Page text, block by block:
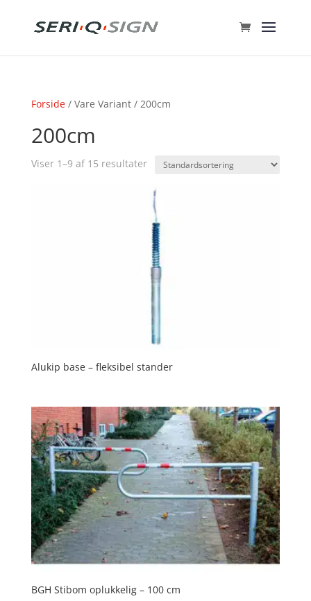
Forside/ Vare Variant / 200cm
200cm
Viser 1–9 af 15 resultater
Alukip base – fleksibel stander
BGH Stibom oplukkelig – 100 cm